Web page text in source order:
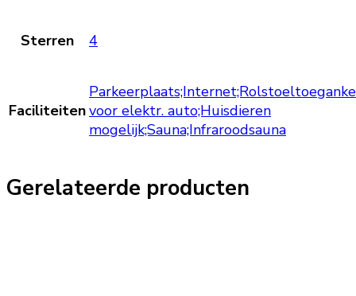
Sterren 4
Faciliteitenvoor elektr. auto;Huisdieren
mogelijk;Sauna;Infraroodsauna
Gerelateerde producten